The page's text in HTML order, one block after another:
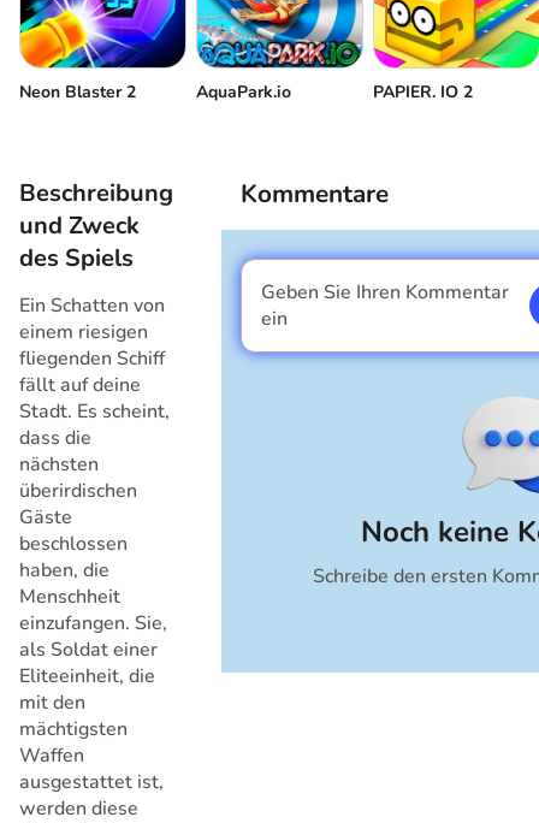
Neon Blaster 2 AquaPark.io PAPIER. IO 2
Beschreibung
und Zweck
des Spiels
Ein Schatten von
einem riesigen
fliegenden Schiff
fällt auf deine
Stadt. Es scheint,
dass die
nächsten
überirdischen
Gäste
beschlossen
haben, die
Menschheit
einzufangen. Sie,
als Soldat einer
Eliteeinheit, die
mit den
mächtigsten
Waffen
ausgestattet ist,
werden diese
Kommentare
Noch keine
Schreibe den ersten
Geben Sie Ihren Kommentar
ein
Abbrechen